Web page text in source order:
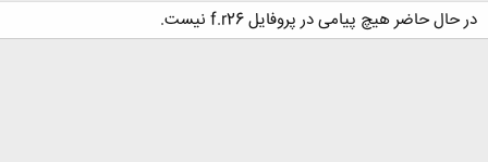
در حال حاضر هیچ پیامی در پروفایل f.r26 نیست.